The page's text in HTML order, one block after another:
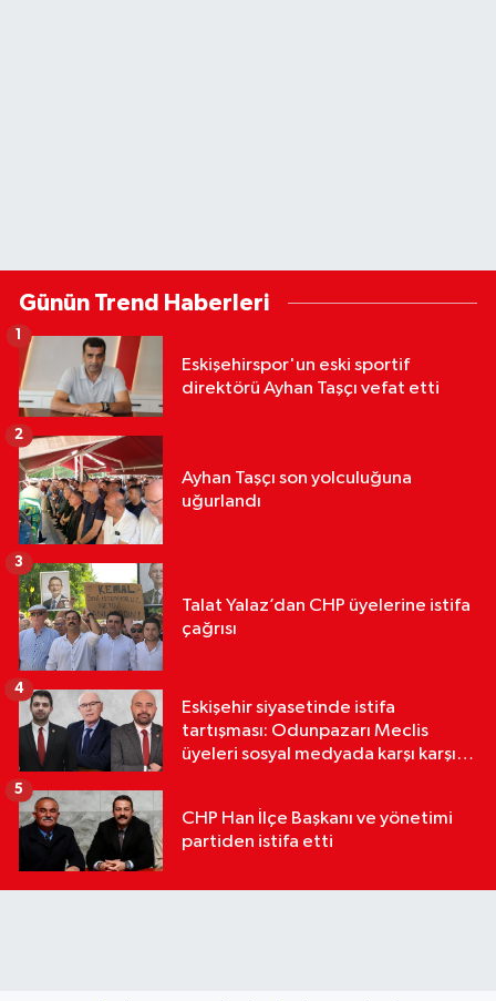
Günün Trend Haberleri
Eskişehirspor'un eski sportif
direktörü Ayhan Taşçı vefat etti
Ayhan Taşçı son yolculuğuna
uğurlandı
2
Talat Yalaz’dan CHP üyelerine istifa
çağrısı
3
Eskişehir siyasetinde istifa
tartışması: Odunpazarı Meclis
üyeleri sosyal medyada karşı karşıya
4
CHP Han İlçe Başkanı ve yönetimi
partiden istifa etti
5